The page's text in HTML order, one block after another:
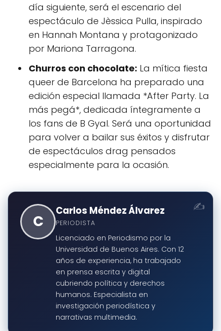
día siguiente, será el escenario del
espectáculo de Jèssica Pulla, inspirado
en Hannah Montana y protagonizado
por Mariona Tarragona.
Churros con chocolate: La mítica fiesta
queer de Barcelona ha preparado una
edición especial llamada *After Party. La
más pegá*, dedicada íntegramente a
los fans de B Gyal. Será una oportunidad
para volver a bailar sus éxitos y disfrutar
de espectáculos drag pensados
especialmente para la ocasión.
C
Carlos Méndez Álvarez
PERIODISTA
Licenciado en Periodismo por la
Universidad de Buenos Aires. Con 12
años de experiencia, ha trabajado
en prensa escrita y digital
cubriendo política y derechos
humanos. Especialista en
investigación periodística y
narrativas multimedia.